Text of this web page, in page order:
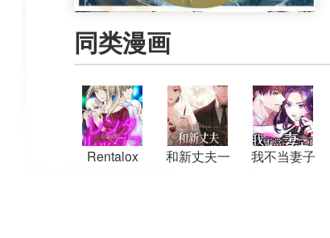
同类漫画
Rentalox
和新丈夫一
我不当妻子